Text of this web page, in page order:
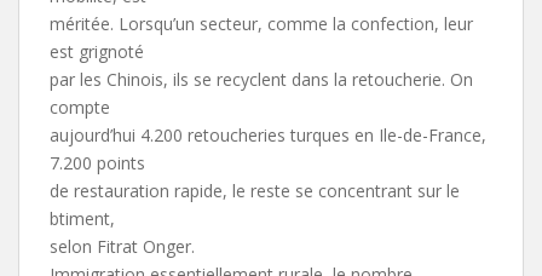
méritée. Lorsqu’un secteur, comme la confection, leur
est grignoté
par les Chinois, ils se recyclent dans la retoucherie. On
compte
aujourd’hui 4.200 retoucheries turques en Ile-de-France,
7.200 points
de restauration rapide, le reste se concentrant sur le
btiment,
selon Fitrat Onger.